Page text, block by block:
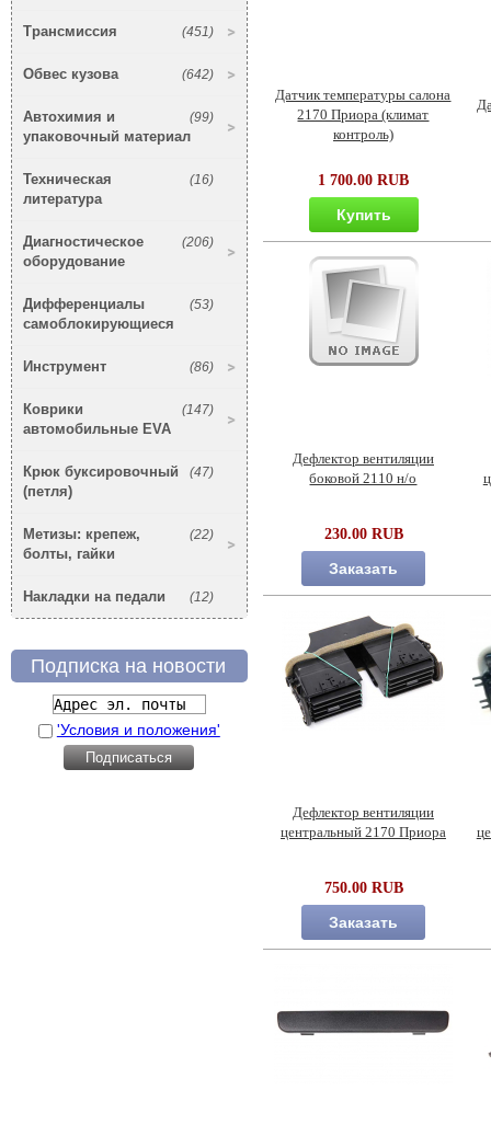
(451)
Трансмиссия
(642)
Обвес кузова
(99)
Автохимия и
упаковочный материал
(16)
Техническая
литература
(206)
Диагностическое
оборудование
(53)
Дифференциалы
самоблокирующиеся
(86)
Инструмент
(147)
Коврики
автомобильные EVA
(47)
Крюк буксировочный
(петля)
(22)
Метизы: крепеж,
болты, гайки
(12)
Накладки на педали
Подписка на новости
'Условия и положения'
Датчик температуры салона
2170 Приора (климат
контроль)
1 700.00 RUB
Купить
Дефлектор вентиляции
боковой 2110 н/о
230.00 RUB
Заказать
Дефлектор вентиляции
центральный 2170 Приора
750.00 RUB
Заказать